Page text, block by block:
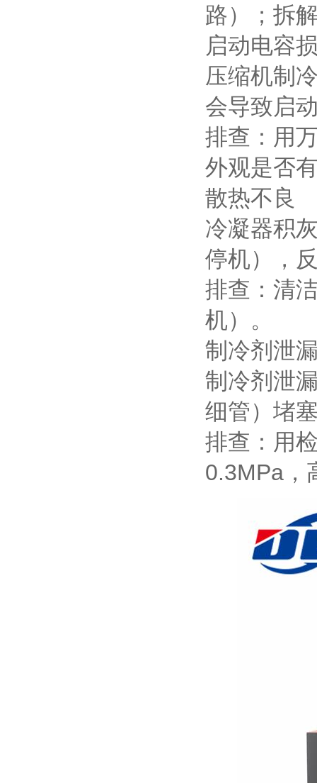
路）；拆
启动电容
压缩机制
会导致启
排查：用
外观是否
散热不良
冷凝器积
停机），
排查：清
机）。
制冷剂泄
制冷剂泄
细管）堵
排查：用
0.3MPa，